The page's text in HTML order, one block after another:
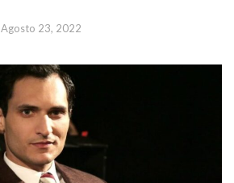
Agosto 23, 2022